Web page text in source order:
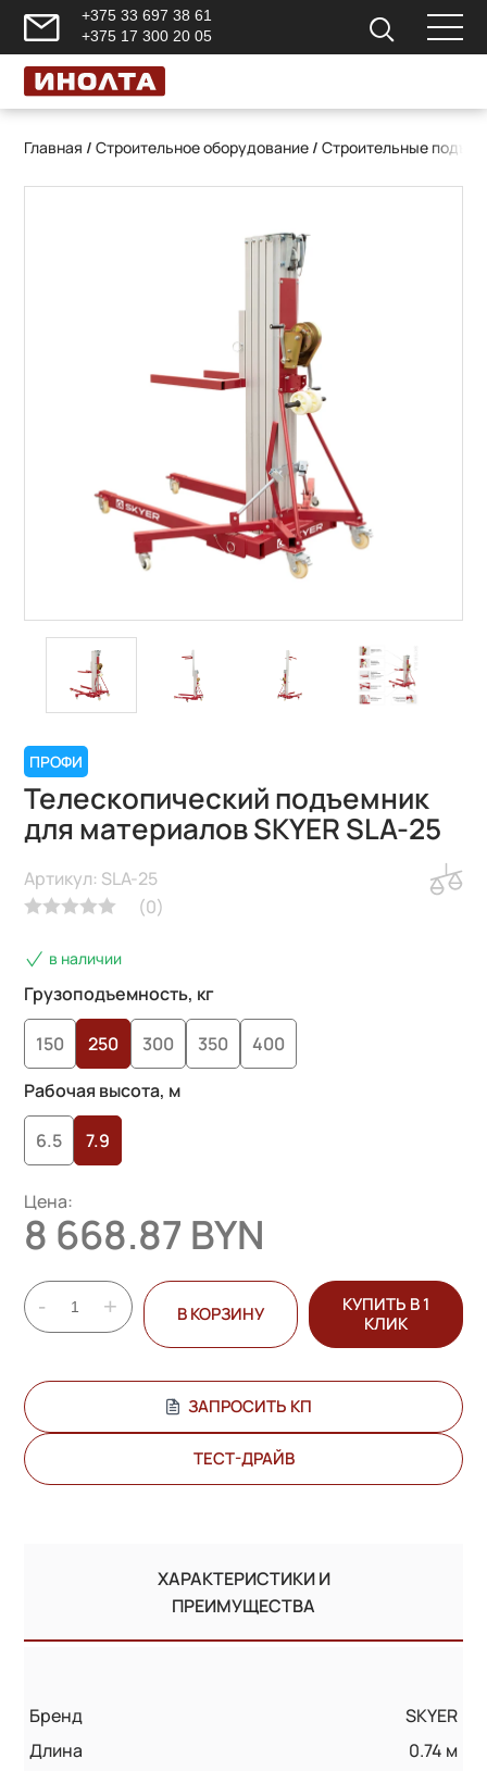
+375 33 697 38 61
+375 17 300 20 05
Главная /Строительное оборудование /Строительные
ПРОФИ
Телескопический подъемник
для материалов SKYER SLA-25
(0)
Артикул: SLA-25
в наличии
Грузоподъемность, кг
150 250 300 350
400
Рабочая высота, м
6.5 7.9
Цена:
8 668.87 BYN
- + В КОРЗИНУ
КУПИТЬ В 1
КЛИК
ЗАПРОСИТЬ КП
ТЕСТ-ДРАЙВ
ХАРАКТЕРИСТИКИ И
ПРЕИМУЩЕСТВА
Бренд
SKYER
Длина
0.74 м